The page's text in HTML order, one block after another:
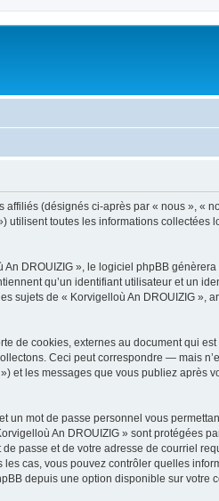
(désignés ci-après par « nous », «
toutes les informations collectées
DROUIZIG », le logiciel phpBB
qu’un identifiant utilisateur et un
de « Korvigelloù An DROUIZIG »,
de cookies, externes au document qui
Ceci peut correspondre — mais
et les messages que vous publiez après
mot de passe personnel vous
An DROUIZIG » sont protégées
passe et de votre adresse de courriel
cas, vous pouvez contrôler quelles
depuis une option disponible sur votre